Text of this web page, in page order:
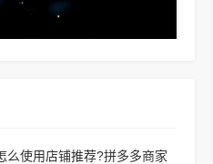
么使用店铺推荐?拼多多商家